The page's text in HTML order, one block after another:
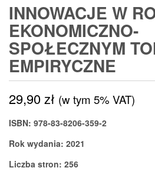
INNOWACJE W
EKONOMICZNO-
SPOŁECZNYM
EMPIRYCZNE
29,90zł (w tym 5% VAT)
ISBN: 978-83-8206-359-2
Rok wydania: 2021
Liczba stron: 256